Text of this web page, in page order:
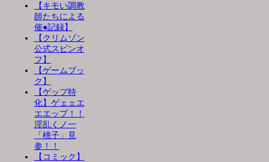
【キモい調教
師たちによる
催●記録】
【クリムゾン
公式スピンオ
フ】
【ゲームブッ
ク】
【ゲップ特
化】ゲェェエ
エエップ！！
淫乱くノ一
「桃子」見
参！！
【コミック】